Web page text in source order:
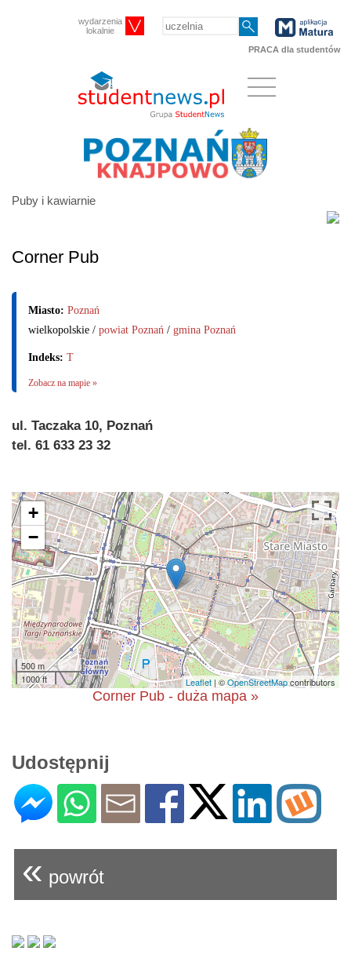
wydarzenia
lokalnie
PRACA dla studentów
Puby i kawiarnie
Corner Pub
Miasto: Poznań
wielkopolskie / powiat Poznań / gmina Poznań
Indeks: T
Zobacz na mapie »
ul. Taczaka 10, Poznań
tel. 61 633 23 32
+
−
500 m
1000 ft
Leaflet| ©OpenStreetMapcontributors
Corner Pub - duża mapa »
Udostępnij
« powrót